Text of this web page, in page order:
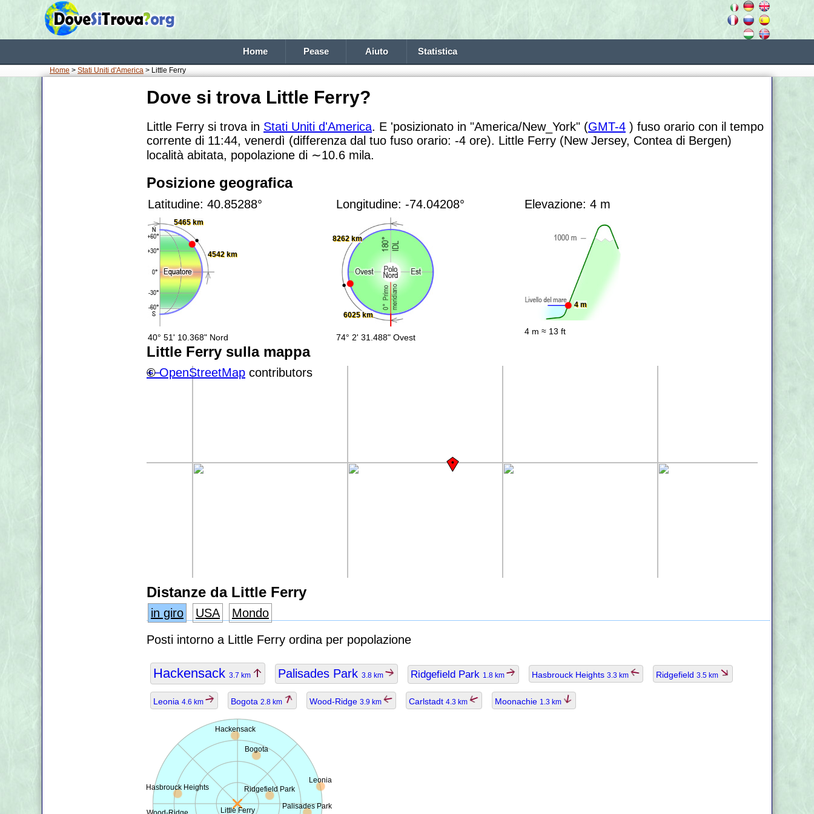
Home Pease Aiuto Statistica
Home > Stati Uniti d'America > Little Ferry
Dove si trova Little Ferry?
Little Ferry si trova in Stati Uniti d'America. E 'posizionato in "America/New_York" (GMT-4 ) fuso orario con il tempo
corrente di 11:44, venerdì (differenza dal tuo fuso orario: -4 ore). Little Ferry (New Jersey, Contea di Bergen)
località abitata, popolazione di ∼10.6 mila.
Posizione geografica
Latitudine: 40.85288°
5465 km
4542 km
40° 51' 10.368" Nord
Longitudine: -74.04208°
6025 km
8262 km
74° 2' 31.488" Ovest
Elevazione: 4 m
4 m
4 m ≈ 13 ft
Little Ferry sulla mappa
+−
©OpenStreetMap contributors
Distanze da Little Ferry
in giro USA
Mondo
Posti intorno a Little Ferry ordina per popolazione
Hackensack 3.7 km Palisades Park 3.8 km Ridgefield Park 1.8 km Hasbrouck Heights 3.3 km Ridgefield 3.5 km
Leonia 4.6 km Bogota 2.8 km Wood-Ridge 3.9 km Carlstadt 4.3 km Moonachie 1.3 km
Little Ferry
Hackensack
Palisades Park
Ridgefield Park
Hasbrouck Heights
Leonia
Bogota